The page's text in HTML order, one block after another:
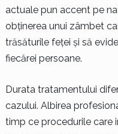
actuale pun accent pe
obținerea unui zâmbet
trăsăturile feței și să
fiecărei persoane.
Durata tratamentului
cazului. Albirea
timp ce procedurile care